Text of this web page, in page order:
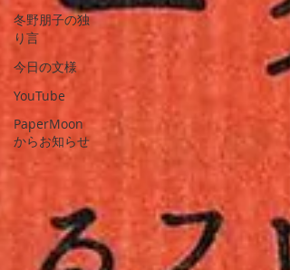
冬野朋子の独
り言
今日の文様
YouTube
PaperMoon
からお知らせ